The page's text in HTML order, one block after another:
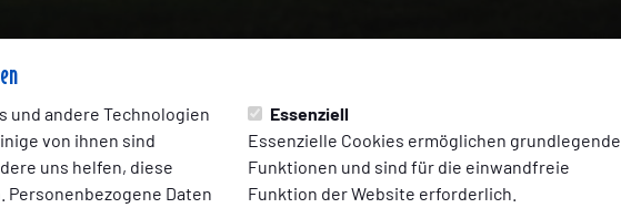
und andere Technologien
von ihnen sind
uns helfen, diese
Personenbezogene Daten
Essenziell
Essenzielle Cookies ermöglichen grundlegende
Funktionen und sind für die einwandfreie
Funktion der Website erforderlich.